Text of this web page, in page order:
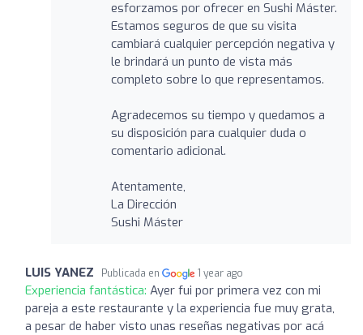
esforzamos por ofrecer en Sushi Máster.
Estamos seguros de que su visita
cambiará cualquier percepción negativa y
le brindará un punto de vista más
completo sobre lo que representamos.
Agradecemos su tiempo y quedamos a
su disposición para cualquier duda o
comentario adicional.
Atentamente,
La Dirección
Sushi Máster
LUIS YANEZ Publicada en 1 year ago
Experiencia fantástica: Ayer fui por primera vez con mi
pareja a este restaurante y la experiencia fue muy grata,
a pesar de haber visto unas reseñas negativas por acá